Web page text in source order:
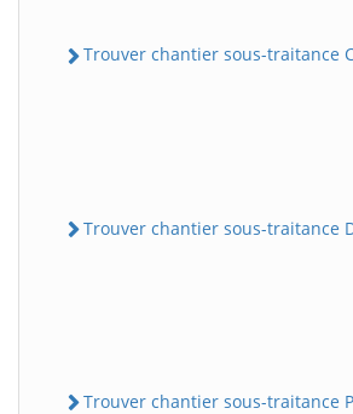
Trouver chantier sous-traitance
Trouver chantier sous-traitance
Trouver chantier sous-traitance